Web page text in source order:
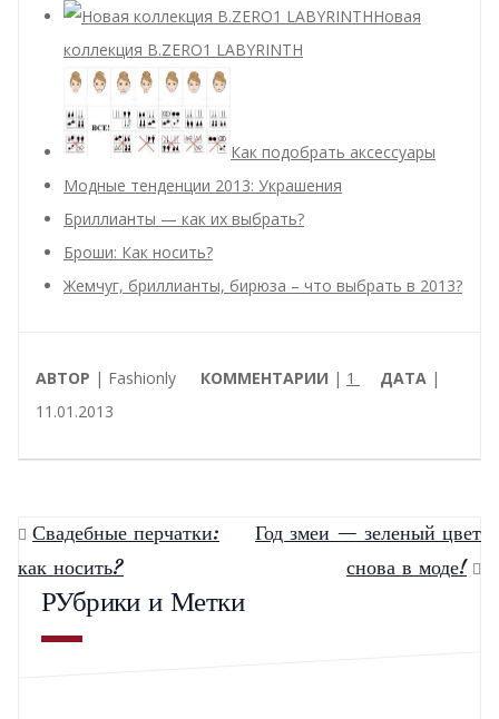
Новая
коллекция B.ZERO1 LABYRINTH
Как подобрать аксессуары
Модные тенденции 2013: Украшения
Бриллианты — как их выбрать?
Броши: Как носить?
Жемчуг, бриллианты, бирюза – что выбрать в 2013?
АВТОР | Fashionly КОММЕНТАРИИ | 1 ДАТА |
11.01.2013
Свадебные перчатки:
как носить?
Год змеи — зеленый цвет
снова в моде!
РУбрики и Метки